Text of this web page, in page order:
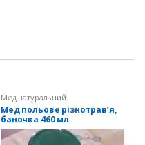
Мед натуральний
Мед польове різнотрав’я,
баночка 460 мл